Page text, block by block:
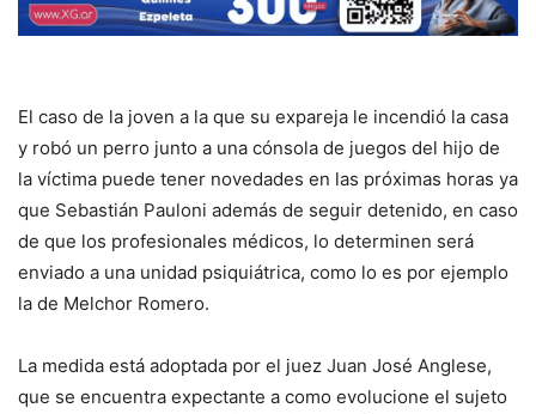
El caso de la joven a la que su expareja le incendió la casa
y robó un perro junto a una cónsola de juegos del hijo de
la víctima puede tener novedades en las próximas horas ya
que Sebastián Pauloni además de seguir detenido, en caso
de que los profesionales médicos, lo determinen será
enviado a una unidad psiquiátrica, como lo es por ejemplo
la de Melchor Romero.
La medida está adoptada por el juez Juan José Anglese,
que se encuentra expectante a como evolucione el sujeto